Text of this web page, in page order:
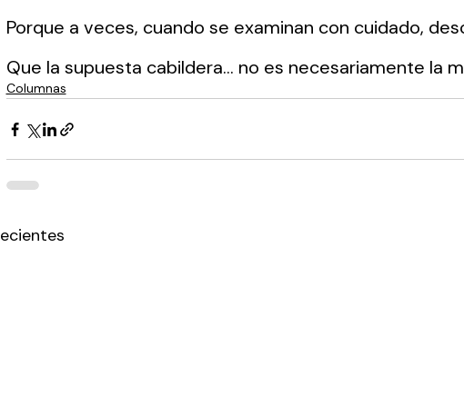
Porque a veces, cuando se examinan con cuidado,
Que la supuesta cabildera… no es necesariamente la
Columnas